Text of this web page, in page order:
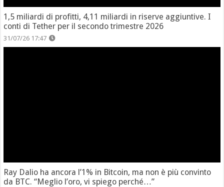
1,5 miliardi di profitti, 4,11 miliardi in riserve aggiuntive. I
conti di Tether per il secondo trimestre 2026
31/07/26 17:47
Ray Dalio ha ancora l’1% in Bitcoin, ma non è più convinto
da BTC. “Meglio l’oro, vi spiego perché…”